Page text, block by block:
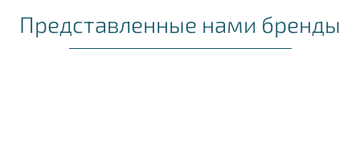
Представленные нами бренды